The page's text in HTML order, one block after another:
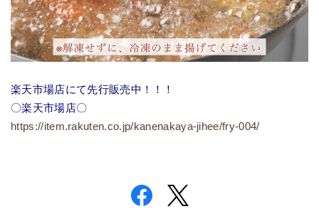
楽天市場店にて先行販売中！！！
〇楽天市場店〇
https://item.rakuten.co.jp/kanenakaya-jihee/fry-004/